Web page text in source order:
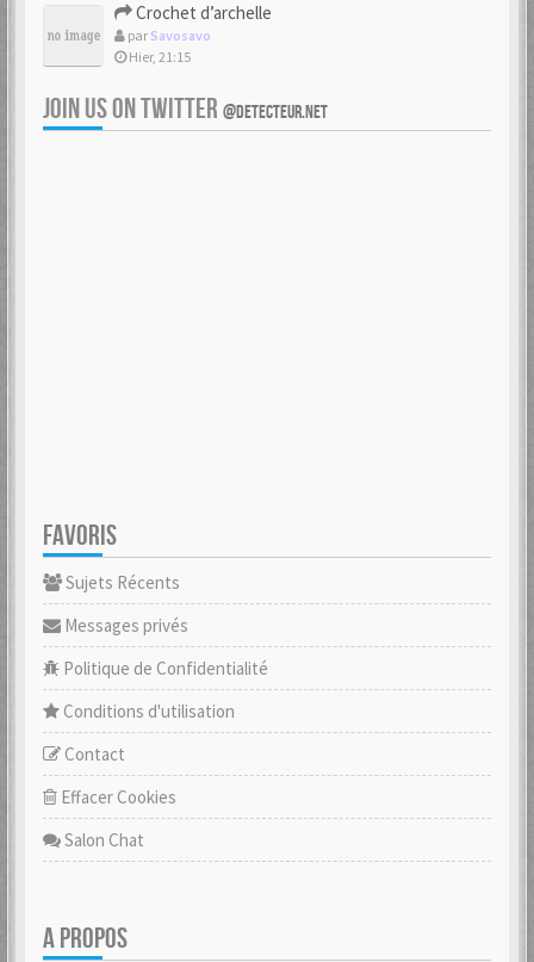
Crochet d’archelle
par Savosavo
Hier, 21:15
JOIN US ON TWITTER @DETECTEUR.NET
FAVORIS
Sujets Récents
Messages privés
Politique de Confidentialité
Conditions d'utilisation
Contact
Effacer Cookies
Salon Chat
A PROPOS